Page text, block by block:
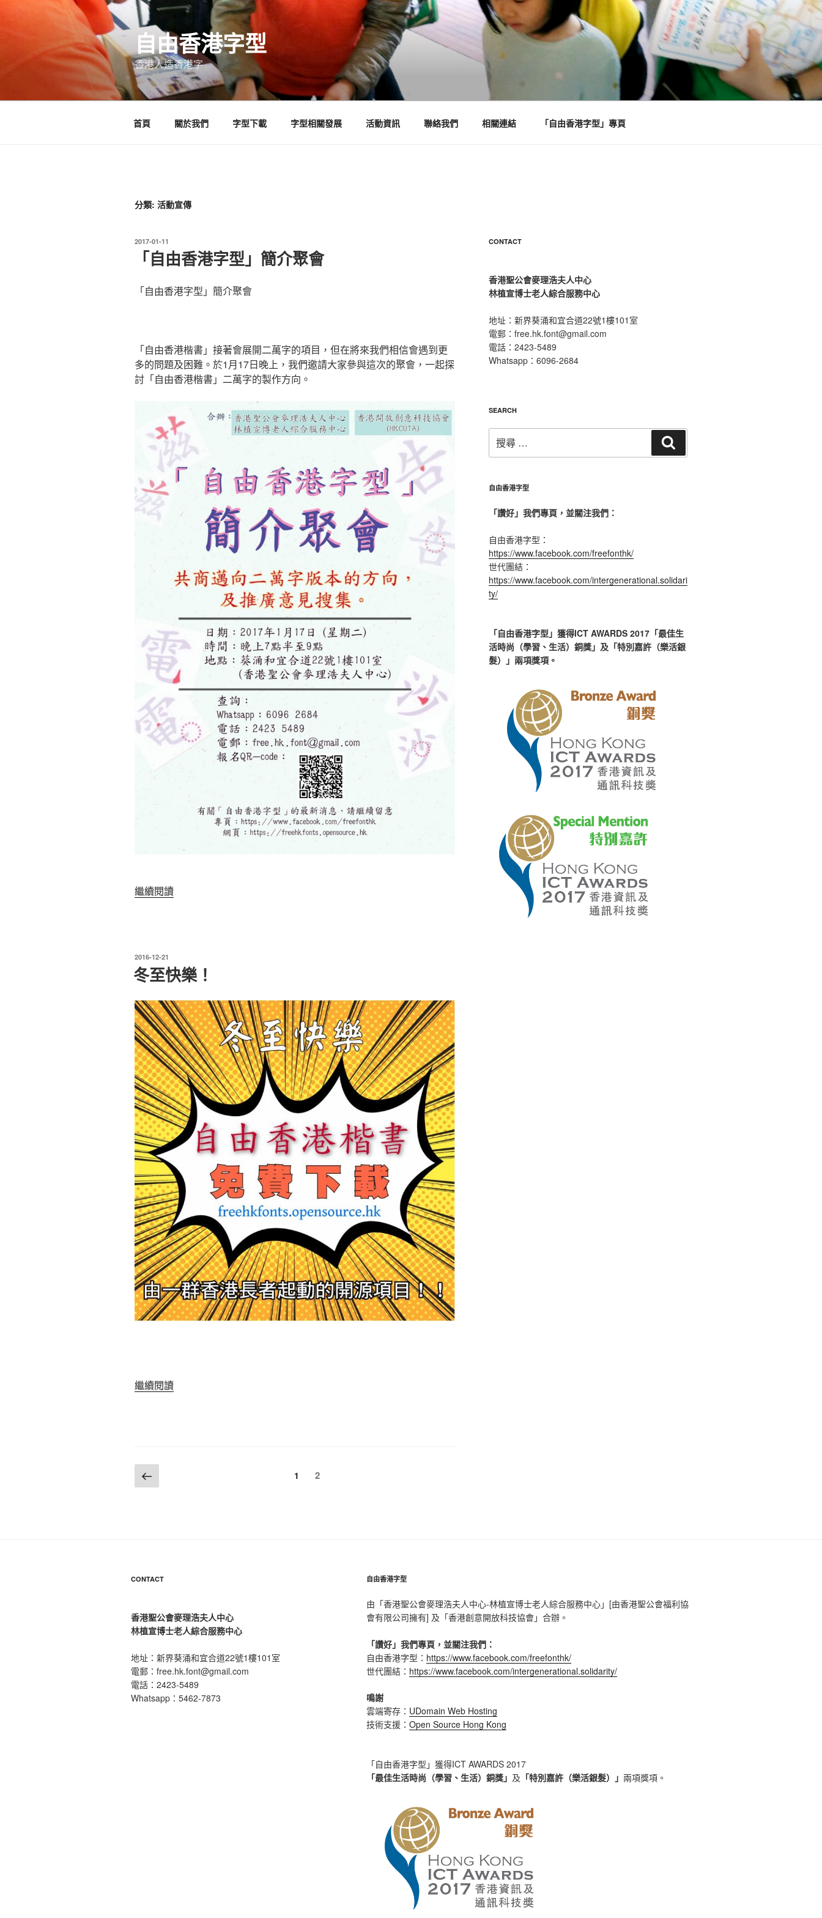
自由香港字型
香港人造香港字
首頁 關於我們 字型下載 字型相關發展 活動資訊 聯絡我們 相關連結 「自由香港字型」專頁
分類: 活動宣傳
發
2017-01-11
「自由香港字型」簡介聚會
「自由香港字型」簡介聚會
「自由香港楷書」接著會展開二萬字的項目，但在將來我們相信會遇到更
多的問題及困難。於1月17日晚上，我們邀請大家參與這次的聚會，一起探
討「自由香港楷書」二萬字的製作方向。
繼續閱讀“「自
型」
簡
聚
會”
發
表
於
2016-12-21
冬至快樂！
繼續閱讀“冬
文上
一
頁
1 頁
2
CONTACT
香港聖公會麥理浩夫人中心
林植宣博士老人綜合服務中心
地址：新界葵涌和宜合道22號1樓101室
電郵： free.hk.font@gmail.com
電話：2423-5489
Whatsapp：6096-2684
SEARCH
尋：
尋
自由香港字型
「讚好」我們專頁，並關注我們：
自由香港字型：
https://www.facebook.com/freefonthk/
世代團結：
https://www.facebook.com/intergenerational.solidari
ty/
「自由香港字型」獲得ICT AWARDS 2017「最佳生
活時尚（學習、生活）銅獎」及「特別嘉許（樂活銀
髮）」兩項獎項。
CONTACT
香港聖公會麥理浩夫人中心
林植宣博士老人綜合服務中心
地址：新界葵涌和宜合道22號1樓101室
電郵： free.hk.font@gmail.com
電話：2423-5489
Whatsapp：5462-7873
自由香港字型
由「香港聖公會麥理浩夫人中心-林植宣博士老人綜合服務中心」[由香港聖公會福利協
會有限公司擁有] 及「香港創意開放科技協會」合辦。
「讚好」我們專頁，並關注我們：
自由香港字型： https://www.facebook.com/freefonthk/
世代團結： https://www.facebook.com/intergenerational.solidarity/
鳴謝
雲端寄存： UDomain Web Hosting
技術支援： Open Source Hong Kong
「自由香港字型」獲得ICT AWARDS 2017
「最佳生活時尚（學習、生活）銅獎」 及 「特別嘉許（樂活銀髮）」 兩項獎項。